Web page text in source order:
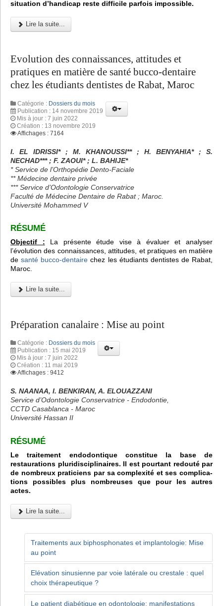
situation d’handicap reste difficile parfois impossible.
Lire la suite...
Evolution des connaissances, attitudes et
pratiques en matière de santé bucco-dentaire
chez les étudiants dentistes de Rabat, Maroc
Catégorie : Dossiers du mois
Publication : 14 novembre 2019
Mis à jour : 7 juin 2022
Création : 13 novembre 2019
Affichages : 7164
I. EL IDRISSI* ; M. KHANOUSSI** ; H. BENYAHIA* ; S.
NECHAD*** ; F. ZAOUI* ; L. BAHIJE*
* Service de l’Orthopédie Dento-Faciale
** Médecine dentaire privée
*** Service d’Odontologie Conservatrice
Faculté de Médecine Dentaire de Rabat ; Maroc.
Université Mohammed V
RÉSUMÉ
Objectif : La présente étude vise à évaluer et analyser
l’évolution des connaissances, attitudes, et pratiques en matière
desanté bucco-dentaire chez les étudiants dentistes de Rabat,
Maroc.
Lire la suite...
Préparation canalaire : Mise au point
Catégorie : Dossiers du mois
Publication : 15 mai 2019
Mis à jour : 7 juin 2022
Création : 11 mai 2019
Affichages : 9412
S. NAANAA, I. BENKIRAN, A. ELOUAZZANI
Service d’Odontologie Conservatrice - Endodontie,
CCTD Casablanca - Maroc
Université Hassan II
RÉSUMÉ
Le traitement endodontique constitue la base de
restaurations pluridisciplinaires. Il est pourtant redouté par
de nombreux praticiens par sa complexité et ses complica-
tions possibles plus nombreuses que pour les autres
actes.
Lire la suite...
Traitements aux biphosphonates et implantologie: Mise
au point
Elévation sinusienne par voie latérale ou crestale : quel
choix thérapeutique ?
Le patient diabétique en odontologie: manifestations